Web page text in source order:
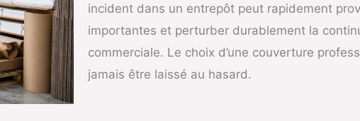
incident dans un entrepôt peut rapidement
importantes et perturber durablement la
commerciale. Le choix d’une couverture
jamais être laissé au hasard.